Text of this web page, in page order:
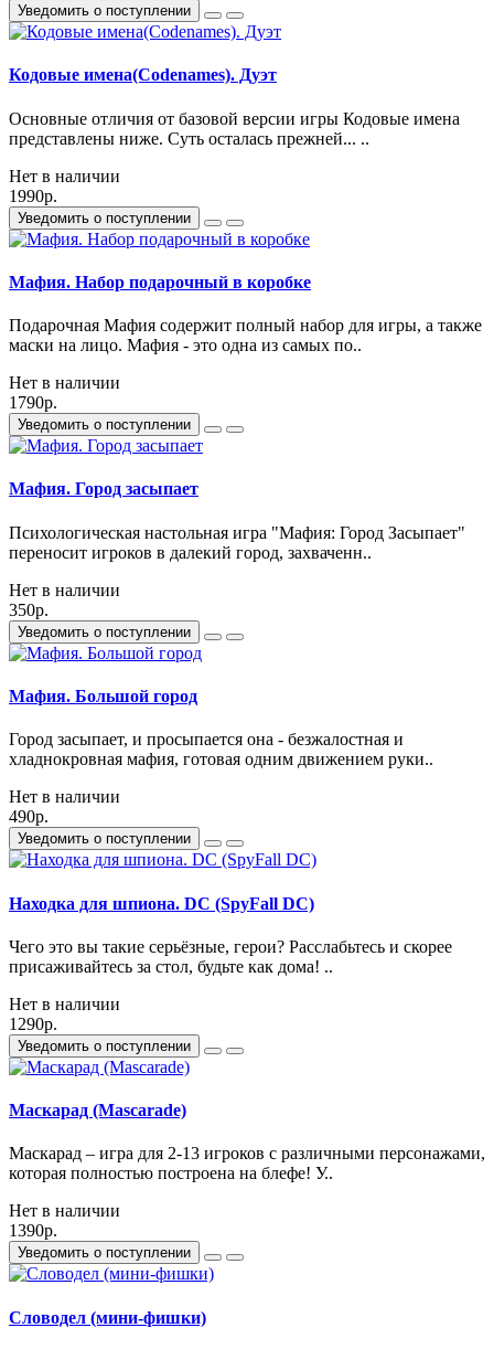
Уведомить о поступлении
Кодовые имена(Codenames). Дуэт
Основные отличия от базовой версии игры Кодовые имена
представлены ниже. Суть осталась прежней... ..
Нет в наличии
1990р.
Уведомить о поступлении
Мафия. Набор подарочный в коробке
Подарочная Мафия содержит полный набор для игры, а также
маски на лицо. Мафия - это одна из самых по..
Нет в наличии
1790р.
Уведомить о поступлении
Мафия. Город засыпает
Психологическая настольная игра "Мафия: Город Засыпает"
переносит игроков в далекий город, захваченн..
Нет в наличии
350р.
Уведомить о поступлении
Мафия. Большой город
Город засыпает, и просыпается она - безжалостная и
хладнокровная мафия, готовая одним движением руки..
Нет в наличии
490р.
Уведомить о поступлении
Находка для шпиона. DC (SpyFall DC)
Чего это вы такие серьёзные, герои? Расслабьтесь и скорее
присаживайтесь за стол, будьте как дома! ..
Нет в наличии
1290р.
Уведомить о поступлении
Маскарад (Mascarade)
Маскарад – игра для 2-13 игроков с различными персонажами,
которая полностью построена на блефе! У..
Нет в наличии
1390р.
Уведомить о поступлении
Словодел (мини-фишки)